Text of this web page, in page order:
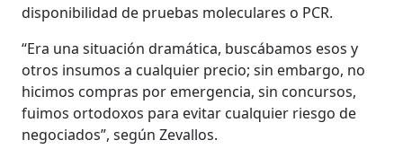
disponibilidad de pruebas moleculares o PCR.
“Era una situación dramática, buscábamos esos y
otros insumos a cualquier precio; sin embargo, no
hicimos compras por emergencia, sin concursos,
fuimos ortodoxos para evitar cualquier riesgo de
negociados”, según Zevallos.